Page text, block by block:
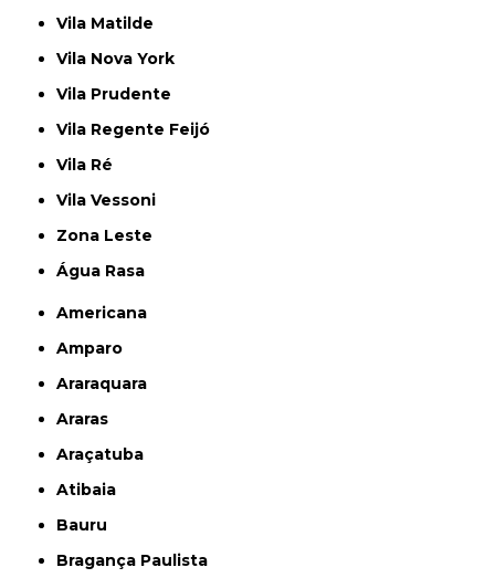
Vila Matilde
Vila Nova York
Vila Prudente
Vila Regente Feijó
Vila Ré
Vila Vessoni
Zona Leste
Água Rasa
Americana
Amparo
Araraquara
Araras
Araçatuba
Atibaia
Bauru
Bragança Paulista